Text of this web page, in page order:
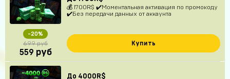
💰 1700R$ ✔️Моментальная активация по промокоду
✔️Без передачи данных от аккаунта
-20%
699 руб
559 руб
Купить
До 4000R$